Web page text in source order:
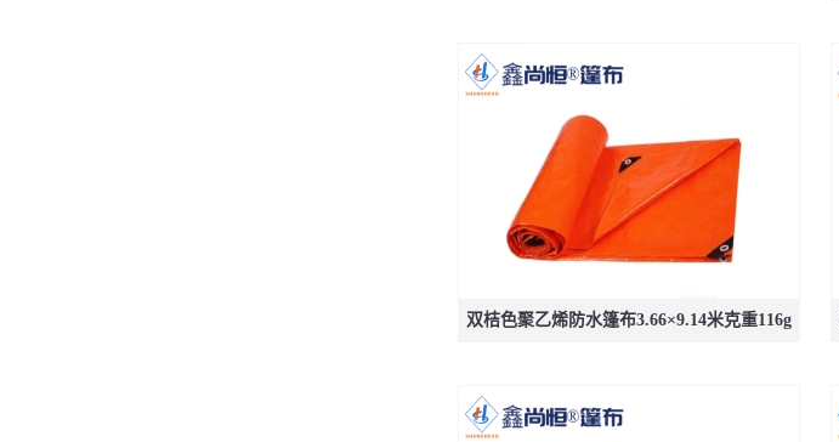
双桔色聚乙烯防水篷布3.66×9.14米克重116g